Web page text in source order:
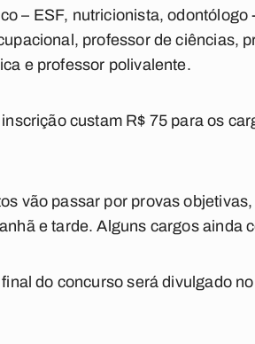
– ESF, nutricionista,
professor de ciências,
e professor polivalente.
custam R$ 75 para os
vão passar por provas
e tarde. Alguns cargos ainda
do concurso será divulgado